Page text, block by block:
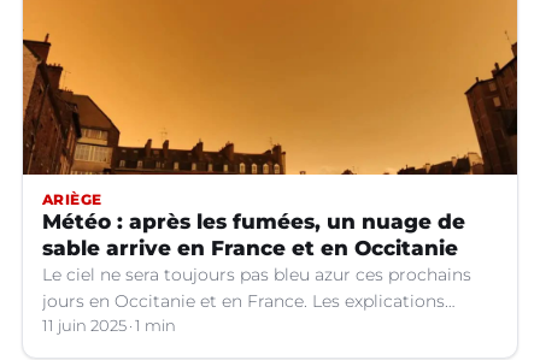
ARIÈGE
Météo : après les fumées, un nuage de
sable arrive en France et en Occitanie
Le ciel ne sera toujours pas bleu azur ces prochains
jours en Occitanie et en France. Les explications
météo.
11 juin 2025 1 min